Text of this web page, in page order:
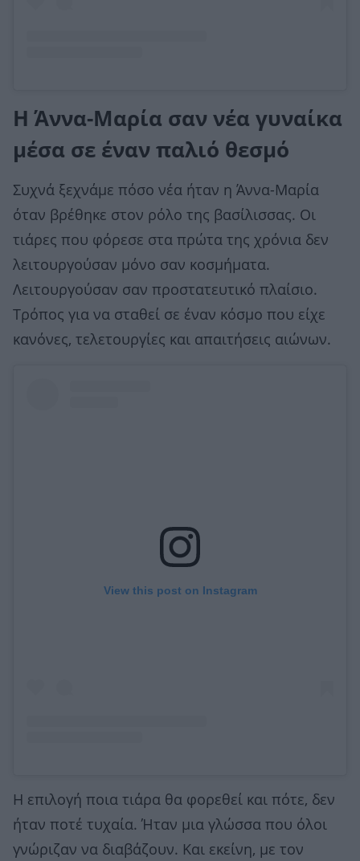
Η Άννα-Μαρία σαν νέα γυναίκα
μέσα σε έναν παλιό θεσμό
Συχνά ξεχνάμε πόσο νέα ήταν η Άννα-Μαρία
όταν βρέθηκε στον ρόλο της βασίλισσας. Οι
τιάρες που φόρεσε στα πρώτα της χρόνια δεν
λειτουργούσαν μόνο σαν κοσμήματα.
Λειτουργούσαν σαν προστατευτικό πλαίσιο.
Τρόπος για να σταθεί σε έναν κόσμο που είχε
κανόνες, τελετουργίες και απαιτήσεις αιώνων.
View this post on Instagram
Η επιλογή ποια τιάρα θα φορεθεί και πότε, δεν
ήταν ποτέ τυχαία. Ήταν μια γλώσσα που όλοι
γνώριζαν να διαβάζουν. Και εκείνη, με τον